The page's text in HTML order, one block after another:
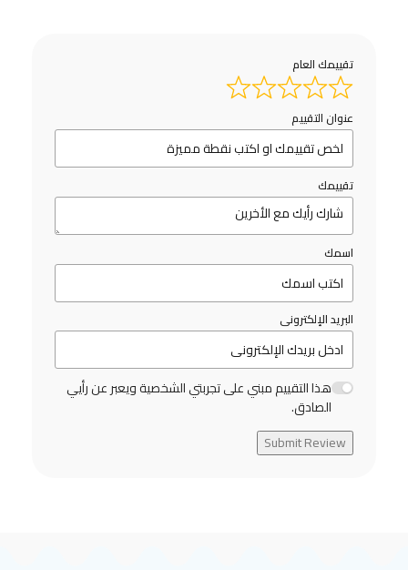
تقييمك العام
عنوان التقييم
تقييمك
اسمك
البريد الإلكترونى
هذا التقييم مبني على تجربتي الشخصية ويعبر عن رأيي
الصادق.
Submit Review